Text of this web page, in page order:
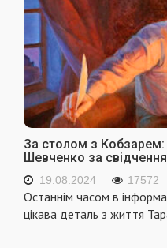
За столом з
Шевченко за
19.08.2024 17572
Останнім часом в
цікава деталь з життя